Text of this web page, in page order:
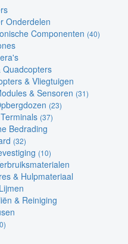
Onderdelen
Componenten (40)
Quadcopters
& Vliegtuigen
& Sensoren (31)
(23)
(37)
Bedrading
(32)
(10)
& Hulpmateriaal
& Reiniging